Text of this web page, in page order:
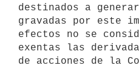
destinados a
gravadas por este
efectos no se
exentas las
de acciones de la